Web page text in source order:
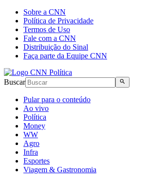
Sobre a CNN
Política de Privacidade
Termos de Uso
Fale com a CNN
Distribuição do Sinal
Faça parte da Equipe CNN
Buscar
Pular para o conteúdo
Ao vivo
Política
Money
WW
Agro
Infra
Esportes
Viagem & Gastronomia